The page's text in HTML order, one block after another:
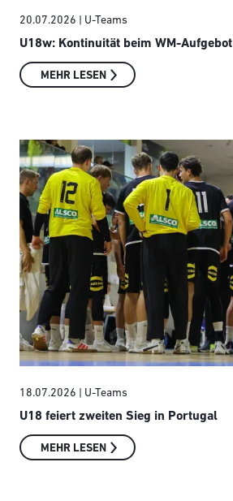
20.07.2026 | U-Teams
U18w: Kontinuität beim WM-Aufgebot
MEHR LESEN
18.07.2026 | U-Teams
U18 feiert zweiten Sieg in Portugal
MEHR LESEN